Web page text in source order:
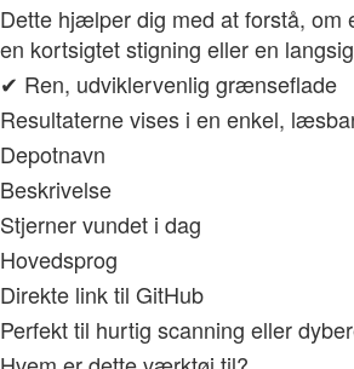
Dette hjælper dig med at forstå, om
en kortsigtet stigning eller en
✔ Ren, udviklervenlig grænseflade
Resultaterne vises i en enkel,
Depotnavn
Beskrivelse
Stjerner vundet i dag
Hovedsprog
Direkte link til GitHub
Perfekt til hurtig scanning eller